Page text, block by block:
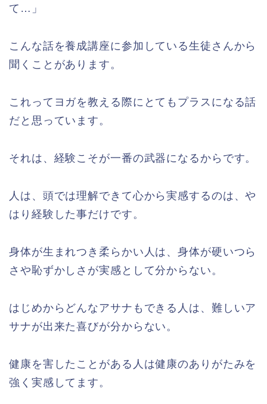
て…」
こんな話を養成講座に参加している生徒さんから
聞くことがあります。
これってヨガを教える際にとてもプラスになる話
だと思っています。
それは、経験こそが一番の武器になるからです。
人は、頭では理解できて心から実感するのは、や
はり経験した事だけです。
身体が生まれつき柔らかい人は、身体が硬いつら
さや恥ずかしさが実感として分からない。
はじめからどんなアサナもできる人は、難しいア
サナが出来た喜びが分からない。
健康を害したことがある人は健康のありがたみを
強く実感してます。